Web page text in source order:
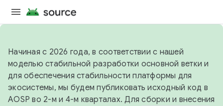
Начиная с 2026 года, в соответствии с нашей
моделью стабильной разработки основной ветки и
для обеспечения стабильности платформы для
экосистемы, мы будем публиковать исходный код в
AOSP во 2-м и 4-м кварталах. Для сборки и внесения